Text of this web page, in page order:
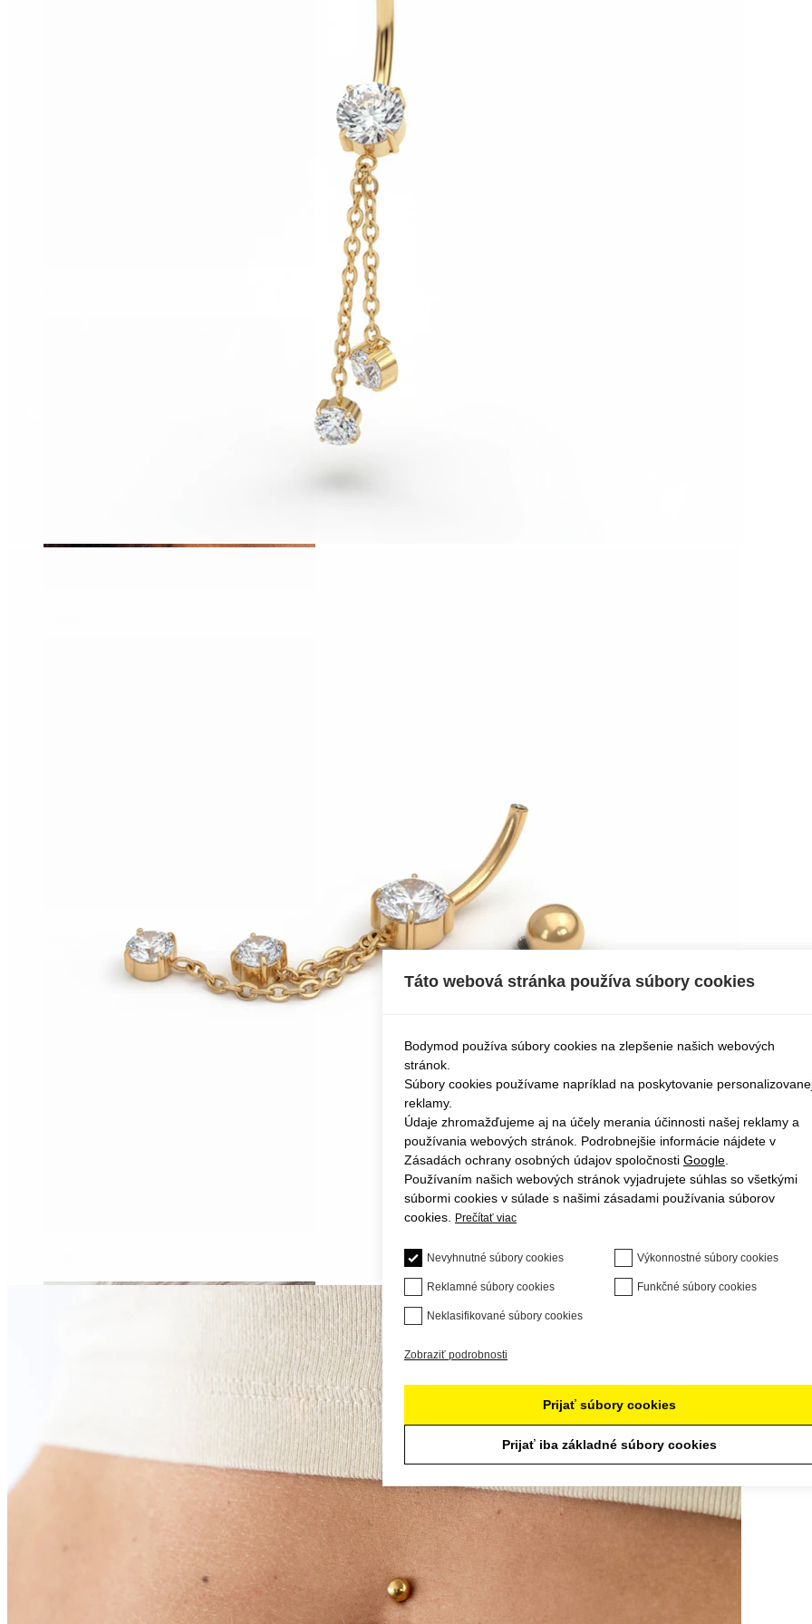
Táto webová stránka používa súbory cookies
Bodymod používa súbory cookies na zlepšenie našich webových
stránok.
Súbory cookies používame napríklad na poskytovanie
reklamy.
Údaje zhromažďujeme aj na účely merania účinnosti našej reklamy a
používania webových stránok. Podrobnejšie informácie nájdete v
Zásadách ochrany osobných údajov spoločnosti Google
Používaním našich webových stránok vyjadrujete súhlas so všetkými
súbormi cookies v súlade s našimi zásadami používania súborov
cookies.
Prečítať viac
Nevyhnutné súbory cookies Výkonnostné súbory cookies
Reklamné súbory cookies Funkčné súbory cookies
Neklasifikované súbory cookies
Zobraziť podrobnosti
Prijať súbory cookies
Prijať iba základné súbory cookies